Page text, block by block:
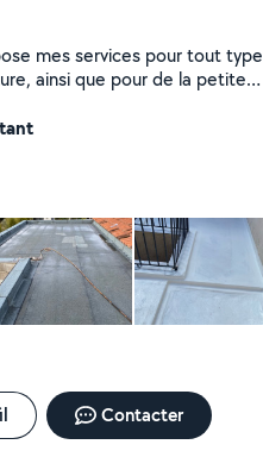
mes services pour tout type
ainsi que pour de la petite
/ Vaucluse)
Contacter